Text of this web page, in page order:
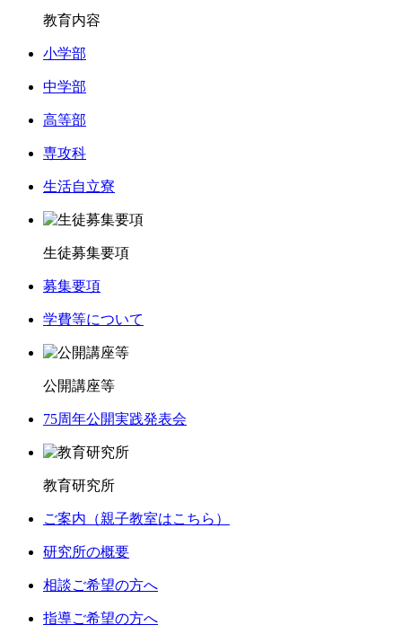
教育内容
小学部
中学部
高等部
専攻科
生活自立寮
生徒募集要項
募集要項
学費等について
公開講座等
75周年公開実践発表会
教育研究所
ご案内（親子教室はこちら）
研究所の概要
相談ご希望の方へ
指導ご希望の方へ